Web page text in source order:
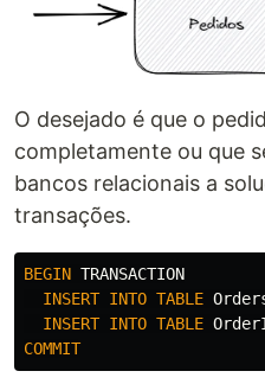
O desejado é que o
completamente ou que
bancos relacionais a
transações.
BEGIN TRANSACTION
INSERT INTO TABLE
INSERT INTO TABLE
COMMIT